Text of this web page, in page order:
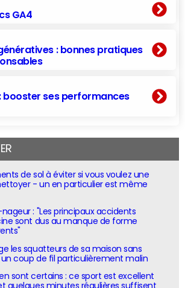
GA4
: bonnes pratiques
booster ses performances
de sol à éviter si vous voulez une
- un en particulier est même
: "Les principaux accidents
sont dus au manque de forme
les squatteurs de sa maison sans
coup de fil particulièrement malin
sont certains : ce sport est excellent
quelques minutes régulières suffisent